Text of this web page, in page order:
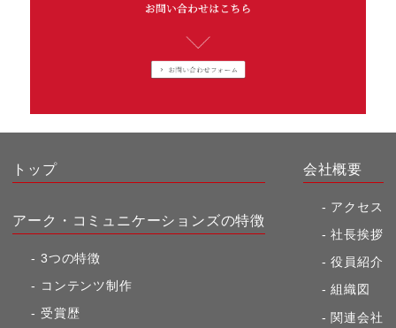
トップ
アーク・コミュニケーションズの特徴
3つの特徴
コンテンツ制作
受賞歴
会社概要
アクセス
社長挨拶
役員紹介
組織図
関連会社